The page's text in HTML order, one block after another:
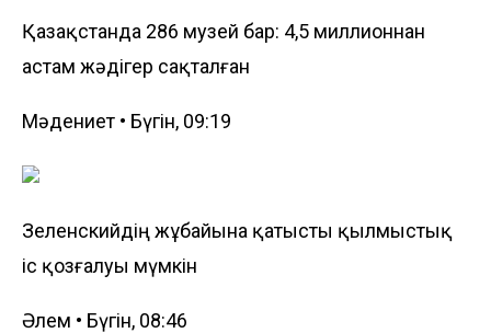
Қазақстанда 286 музей бар: 4,5 миллионнан
астам жәдігер сақталған
Мәдениет • Бүгін, 09:19
Зеленскийдің жұбайына қатысты қылмыстық
іс қозғалуы мүмкін
Әлем • Бүгін, 08:46